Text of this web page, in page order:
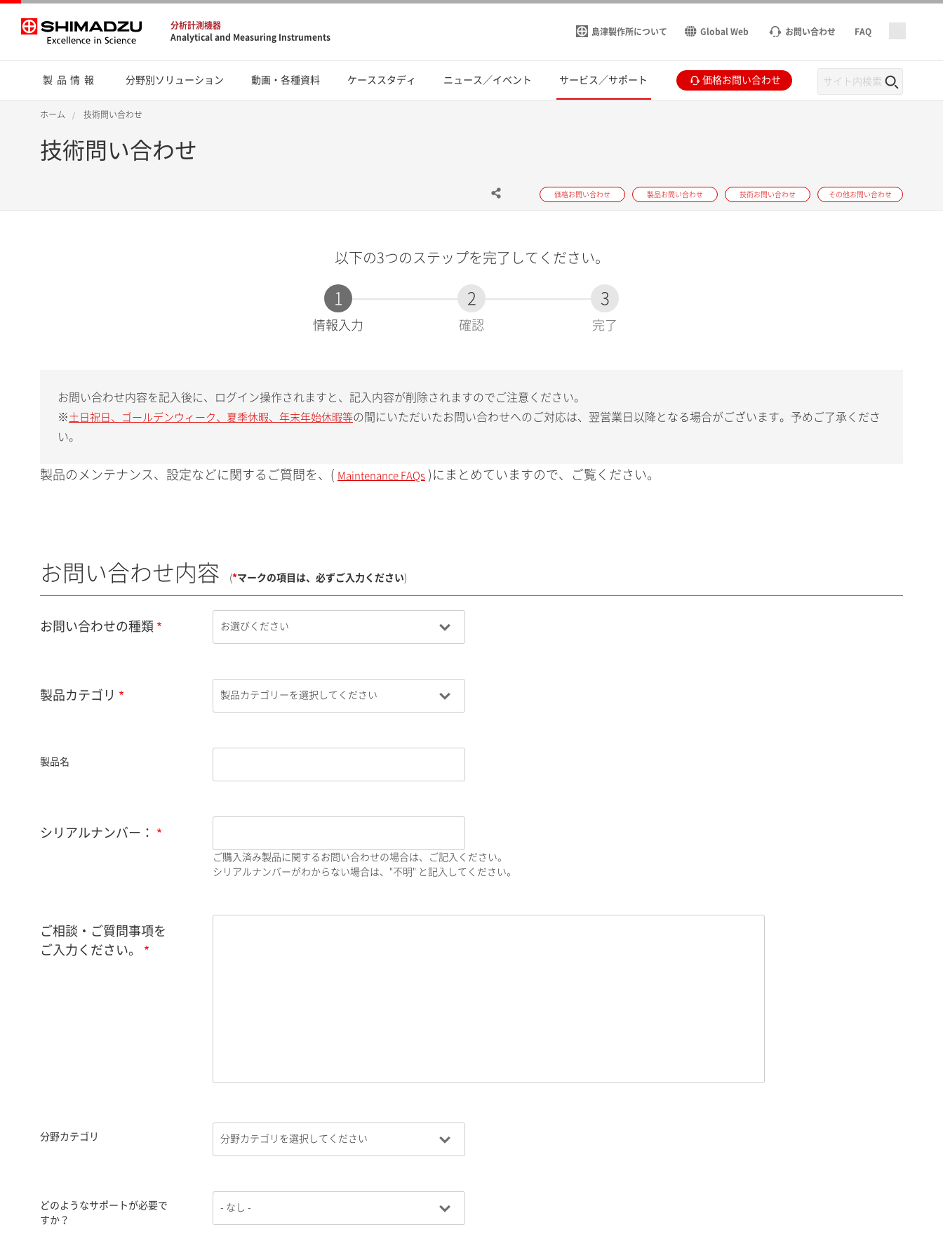
分析計測機器
Analytical and Measuring Instruments
島津製作所について Global Web お問い合わせ FAQ
製品情報 分野別ソリューション 動画・各種資料 ケーススタディ ニュース／イベント サービス／サポート 価格お問い合わせ
ホーム 技術問い合わせ
技術問い合わせ
価格お問い合わせ 製品お問い合わせ 技術お問い合わせ その他お問い合わせ
以下の3つのステップを完了してください。
1
現
情報入力
2
確認
3
完了
お問い合わせ内容を記入後に、ログイン操作されますと、記入内容が削除されますのでご注意ください。
※ 土日祝日、ゴールデンウィーク、夏季休暇、年末年始休暇等の間にいただいたお問い合わせへのご対応は、翌営業日以降となる場合がございます。予めご了承くださ
い。
製品のメンテナンス、設定などに関するご質問を、( Maintenance FAQs )にまとめていますので、ご覧ください。
お問い合わせ内容 (*マークの項目は、必ずご入力ください)
お問い合わせの種類
製品カテゴリ
製品名
シリアルナンバー：
ご購入済み製品に関するお問い合わせの場合は、ご記入ください。
シリアルナンバーがわからない場合は、"不明" と記入してください。
ご相談・ご質問事項を
ご入力ください。
分野カテゴリ
どのようなサポートが必要で
すか？